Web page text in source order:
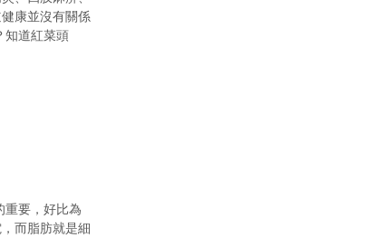
康並沒有關係
知道紅菜頭
重要，好比為
而脂肪就是細